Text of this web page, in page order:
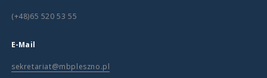
(+48)65 520 53 55
E-Mail
sekretariat@mbpleszno.pl